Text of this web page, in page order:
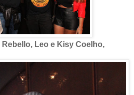
Rebello, Leo e Kisy Coelho,